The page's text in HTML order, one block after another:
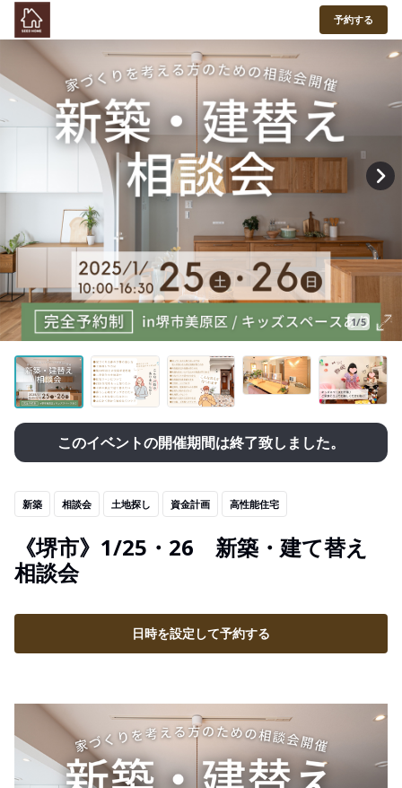
予約する
1/5
このイベントの開催期間は終了致しました。
新築 相談会 土地探し 資金計画 高性能住宅
《堺市》1/25・26 新築・建て替え
相談会
日時を設定して予約する